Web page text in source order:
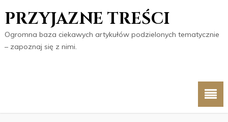
PRZYJAZNE TREŚCI
Ogromna baza ciekawych artykułów podzielonych tematycznie
– zapoznaj się z nimi.